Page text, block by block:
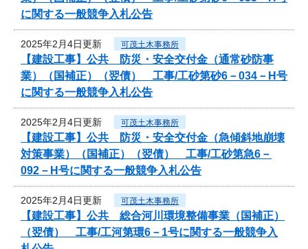
に関する一般競争入札公告
2025年2月4日更新 可茂土木事務所
【建設工事】公共 防災・安全交付金（通常砂防事
業）（国補正）（翌債） 工事/工砂第砂6－034－H号
に関する一般競争入札公告
2025年2月4日更新 可茂土木事務所
【建設工事】公共 防災・安全交付金（急傾斜地崩壊
対策事業）（国補正）（翌債） 工事/工砂第急6－
092－H号に関する一般競争入札公告
2025年2月4日更新 可茂土木事務所
【建設工事】公共 総合河川環境整備事業（国補正）
（翌債） 工事/工河第環6－1号に関する一般競争入